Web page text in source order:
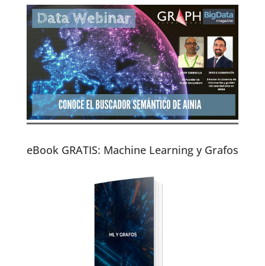
eBook GRATIS: Machine Learning y Grafos